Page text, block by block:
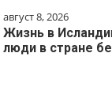
август 8, 2026
Жизнь в
люди в стране